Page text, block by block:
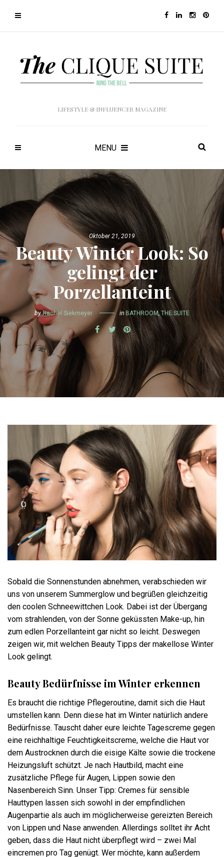
LIFESTYLE & INFLUENCER MAGAZINE
MENU
Oktober 21, 2019
Beauty Winter Look: So
gelingt der
Porzellanteint
byRachel Siekmeyer inBATHROOM,THE SUITE
Sobald die Sonnenstunden abnehmen, verabschieden wir
uns von unserem Summerglow und begrüßen gleichzeitig
den coolen Schneewittchen Look. Dabei ist der Übergang
vom strahlenden, von der Sonne geküssten Make-up, hin
zum edlen Porzellanteint gar nicht so leicht. Deswegen
zeigen wir, mit welchen Beauty Tipps der makellose Winter
Look gelingt.
Beauty Bedürfnisse im Winter erkennen
Es braucht die richtige Pflegeroutine, damit sich die Haut
umstellen kann. Denn diese hat im Winter natürlich andere
Bedürfnisse. Tauscht daher eure leichte Tagescreme gegen
eine reichhaltige Feuchtigkeitscreme, welche die Haut vor
dem Austrocknen durch die eisige Kälte sowie die trockene
Heizungsluft schützt. Je nach Hautbild, macht eine
zusätzliche Pflege für Augen, Lippen sowie den
Nasenbereich Sinn. Unser Tipp: Cremes für sensible
Hauttypen lassen sich sowohl in der empfindlichen
Augenpartie als auch im möglicherweise gereizten Bereich
von Lippen und Nase anwenden. Allerdings solltet ihr Acht
geben, dass die Haut nicht überpflegt wird – zwei Mal
eincremen pro Tag genügt. Wer möchte, kann außerdem